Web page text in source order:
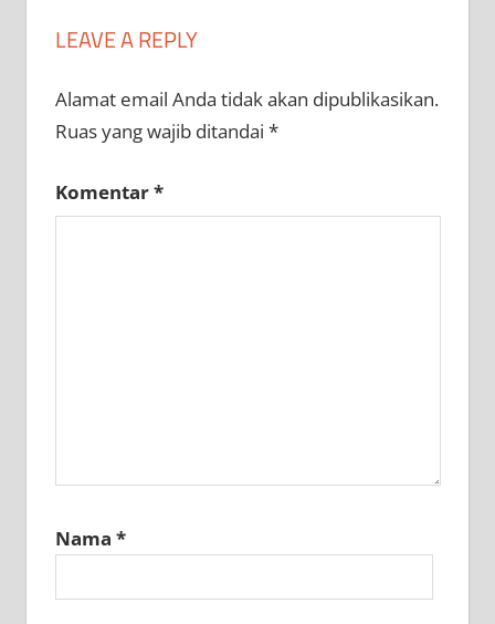
LEAVE A REPLY
Alamat email Anda tidak akan dipublikasikan.
Ruas yang wajib ditandai *
Komentar*
Nama *